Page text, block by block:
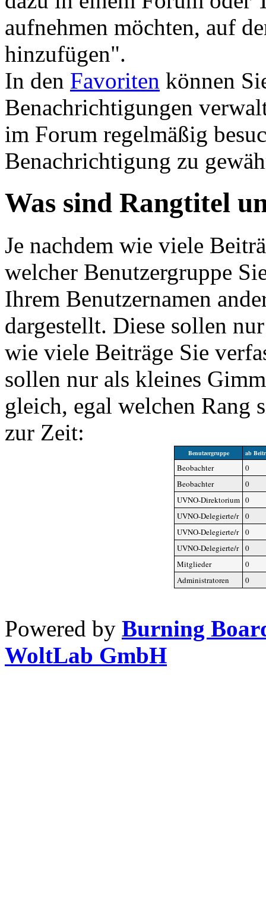
aufnehmen möchten, auf
hinzufügen".
In den Favoriten können
Benachrichtigungen
im Forum regelmäßig
Benachrichtigung zu
Was sind Rangtitel
Je nachdem wie viele
welcher Benutzergruppe
Ihrem Benutzernamen
dargestellt. Diese sollen
wie viele Beiträge Sie
sollen nur als kleines
gleich, egal welchen Rang
zur Zeit:
Benutzergruppe ab
Beobachter
0
Beobachter
0
UVNO-Direktorium 0
UVNO-Delegierte/r
0
UVNO-Delegierte/r
0
UVNO-Delegierte/r
0
Mitglieder
0
Administratoren
0
Powered by Burning
WoltLab GmbH